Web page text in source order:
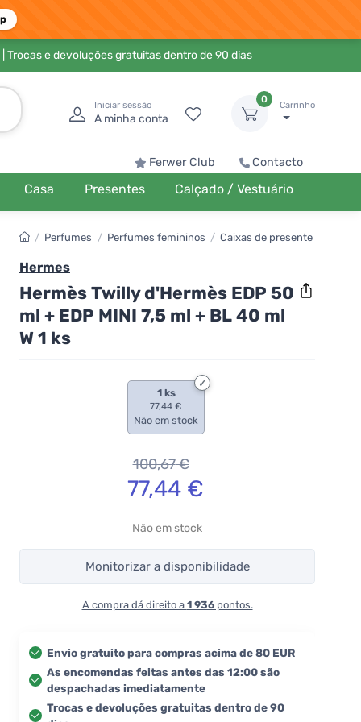
| Trocas e devoluções gratuitas dentro de 90 dias
Iniciar sessão
A minha conta
0
Carrinho
Ferwer Club Contacto
Casa Presentes Calçado / Vestuário
/ Perfumes / Perfumes femininos / Caixas de presente
Hermes
Hermès Twilly d'Hermès EDP 50
ml + EDP MINI 7,5 ml + BL 40 ml
W 1 ks
1 ks
77,44 €
Não em stock
100,67€
77,44 €
Não em stock
Monitorizar a disponibilidade
A compra dá direito a 1 936pontos.
Envio gratuito para compras acima de 80 EUR
As encomendas feitas antes das 12:00 são
despachadas imediatamente
Trocas e devoluções gratuitas dentro de 90